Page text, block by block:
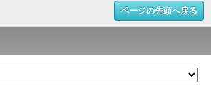
ページの先頭へ戻る